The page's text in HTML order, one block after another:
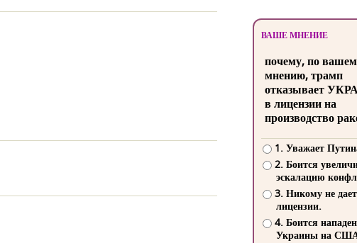
ВАШЕ МНЕНИЕ
почему, по
мнению, трамп
отказывает
в лицензии на
производство
1. Уважает
2. Боится
эскалацию
3. Никому не
лицензии.
4. Боится
Украины на